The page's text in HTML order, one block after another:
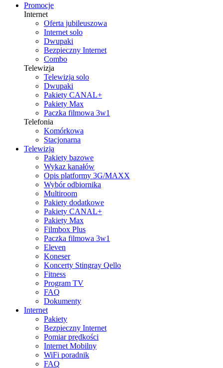
Promocje
Internet
Oferta jubileuszowa
Internet solo
Dwupaki
Bezpieczny Internet
Combo
Telewizja
Telewizja solo
Dwupaki
Pakiety CANAL+
Pakiety Max
Paczka filmowa 3w1
Telefonia
Komórkowa
Stacjonarna
Telewizja
Pakiety bazowe
Wykaz kanałów
Opis platformy 3G/MAXX
Wybór odbiornika
Multiroom
Pakiety dodatkowe
Pakiety CANAL+
Pakiety Max
Filmbox Plus
Paczka filmowa 3w1
Eleven
Koneser
Koncerty Stingray Qello
Fitness
Program TV
FAQ
Dokumenty
Internet
Pakiety
Bezpieczny Internet
Pomiar prędkości
Internet Mobilny
WiFi poradnik
FAQ